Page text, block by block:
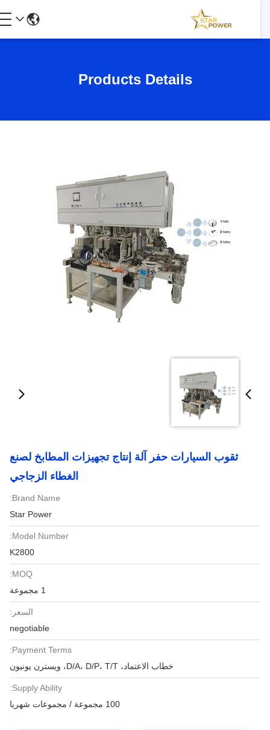
Products Details
ثقوب السيارات حفر آلة إنتاج تجهيزات المطابخ لصنع
الغطاء الزجاجي
Brand Name:
Star Power
Model Number:
K2800
MOQ:
السعر:
negotiable
Payment Terms:
خطاب الاعتماد، D/A، D/P، T/T، ويسترن يونيون
Supply Ability:
100 مجموعة / مجموعات شهريا